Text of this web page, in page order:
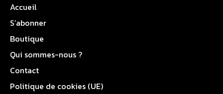
Accueil
S’abonner
Boutique
Qui sommes-nous ?
Contact
Politique de cookies (UE)